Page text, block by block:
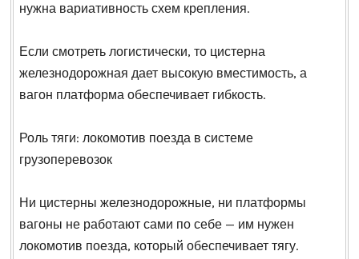
нужна вариативность схем крепления.
Если смотреть логистически, то цистерна
железнодорожная дает высокую вместимость, а
вагон платформа обеспечивает гибкость.
Роль тяги: локомотив поезда в системе
грузоперевозок
Ни цистерны железнодорожные, ни платформы
вагоны не работают сами по себе — им нужен
локомотив поезда, который обеспечивает тягу.